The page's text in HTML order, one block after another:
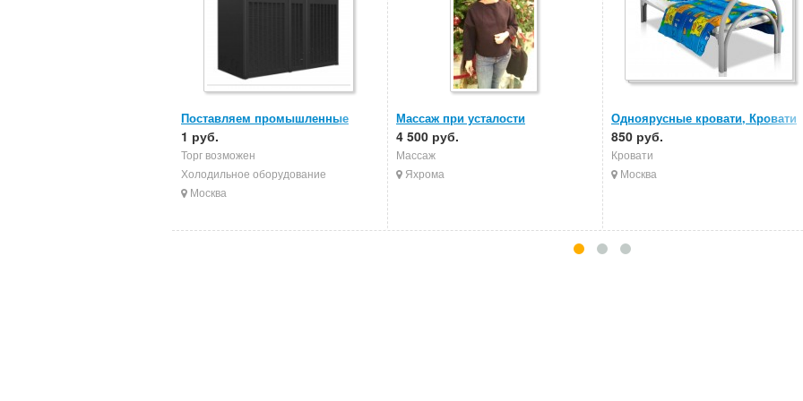
Поставляем промышленные
кондиционеры
1 руб.
Торг возможен
Холодильное оборудование
Москва
Массаж при усталости
4 500 руб.
Массаж
Яхрома
Одноярусные кровати, Кровати
металлические, Кровати в
больницы
850 руб.
Кровати
Москва